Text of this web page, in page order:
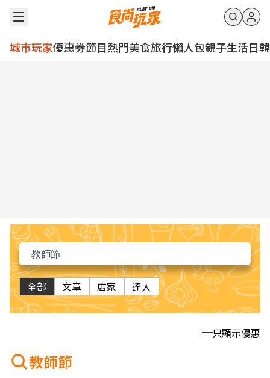
城市玩家優惠券節目熱門美食旅行懶人包親子生活日韓
全部 文章 店家 達人
只顯示優惠
教師節